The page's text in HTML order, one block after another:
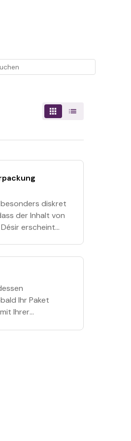
diskret
der Inhalt von
erscheint
Ihr Paket
Ihrer